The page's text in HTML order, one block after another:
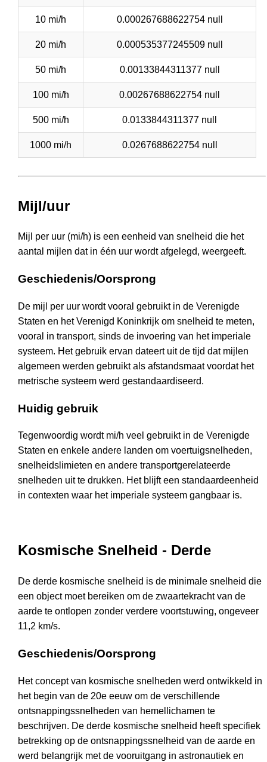
10 mi/h 0.000267688622754 null
20 mi/h 0.000535377245509 null
50 mi/h 0.00133844311377 null
100 mi/h 0.00267688622754 null
500 mi/h 0.0133844311377 null
1000 mi/h 0.0267688622754 null
Mijl/uur
Mijl per uur (mi/h) is een eenheid van snelheid die het
aantal mijlen dat in één uur wordt afgelegd, weergeeft.
Geschiedenis/Oorsprong
De mijl per uur wordt vooral gebruikt in de Verenigde
Staten en het Verenigd Koninkrijk om snelheid te meten,
vooral in transport, sinds de invoering van het imperiale
systeem. Het gebruik ervan dateert uit de tijd dat mijlen
algemeen werden gebruikt als afstandsmaat voordat het
metrische systeem werd gestandaardiseerd.
Huidig gebruik
Tegenwoordig wordt mi/h veel gebruikt in de Verenigde
Staten en enkele andere landen om voertuigsnelheden,
snelheidslimieten en andere transportgerelateerde
snelheden uit te drukken. Het blijft een standaardeenheid
in contexten waar het imperiale systeem gangbaar is.
Kosmische Snelheid - Derde
De derde kosmische snelheid is de minimale snelheid die
een object moet bereiken om de zwaartekracht van de
aarde te ontlopen zonder verdere voortstuwing, ongeveer
11,2 km/s.
Geschiedenis/Oorsprong
Het concept van kosmische snelheden werd ontwikkeld in
het begin van de 20e eeuw om de verschillende
ontsnappingssnelheden van hemellichamen te
beschrijven. De derde kosmische snelheid heeft specifiek
betrekking op de ontsnappingssnelheid van de aarde en
werd belangrijk met de vooruitgang in astronautiek en